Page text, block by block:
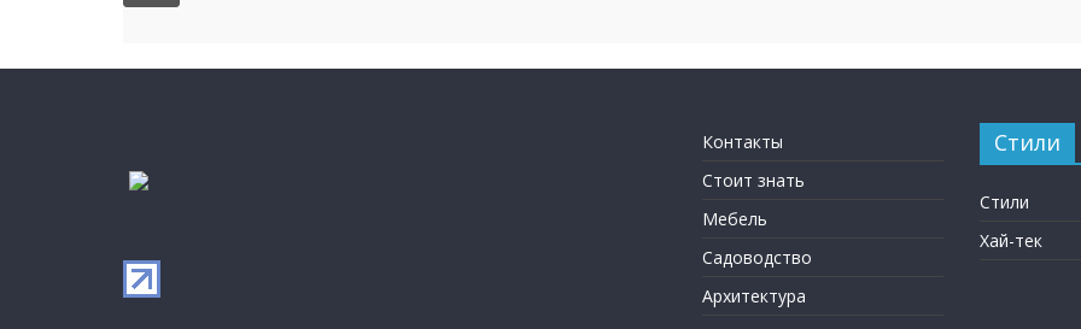
Контакты
Стоит знать
Мебель
Садоводство
Архитектура
Стили
Стили
Хай-тек